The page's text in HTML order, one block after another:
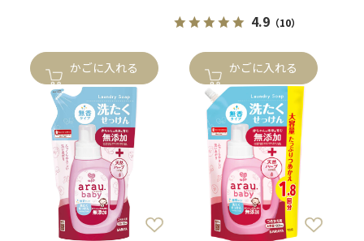
かごに入れる
4.9（10）
かごに入れる